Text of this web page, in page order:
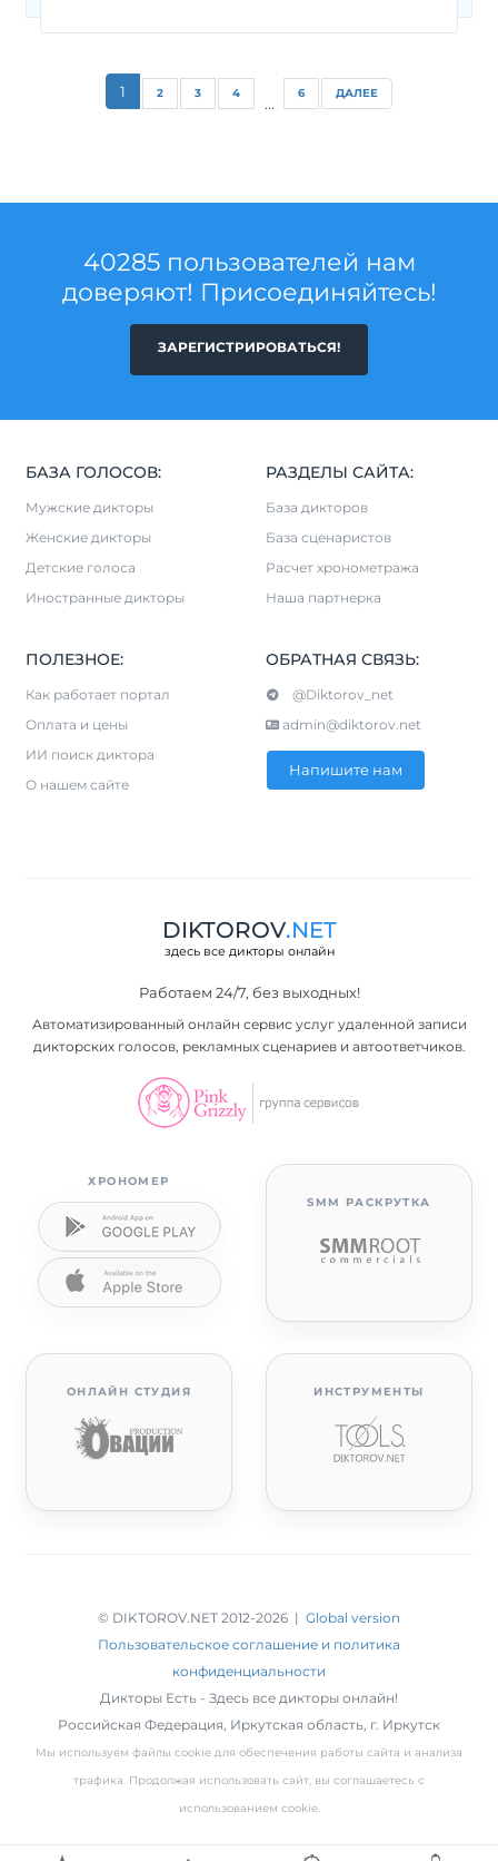
1 2 3 4
...
6 ДАЛЕЕ
40285 пользователей нам
доверяют! Присоединяйтесь!
ЗАРЕГИСТРИРОВАТЬСЯ!
БАЗА ГОЛОСОВ:
Мужские дикторы
Женские дикторы
Детские голоса
Иностранные дикторы
РАЗДЕЛЫ САЙТА:
База дикторов
База сценаристов
Расчет хронометража
Наша партнерка
ПОЛЕЗНОЕ:
Как работает портал
Оплата и цены
ИИ поиск диктора
О нашем сайте
ОБРАТНАЯ СВЯЗЬ:
@Diktorov_net
admin@diktorov.net
Напишите нам
DIKTOROV.NET
здесь все дикторы онлайн
Работаем 24/7, без выходных!
Автоматизированный онлайн сервис услуг удаленной записи
дикторских голосов, рекламных сценариев и автоответчиков.
ХРОНОМЕР
SMM РАСКРУТКА
ОНЛАЙН СТУДИЯ ИНСТРУМЕНТЫ
© DIKTOROV.NET 2012-2026 | Global version
Пользовательское соглашение и политика
конфиденциальности
Дикторы Есть - Здесь все дикторы онлайн!
Российская Федерация, Иркутская область, г. Иркутск
Мы используем файлы cookie для обеспечения работы сайта и анализа
трафика. Продолжая использовать сайт, вы соглашаетесь с
использованием cookie.